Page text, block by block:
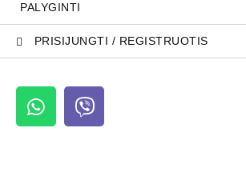
PALYGINTI
PRISIJUNGTI / REGISTRUOTIS